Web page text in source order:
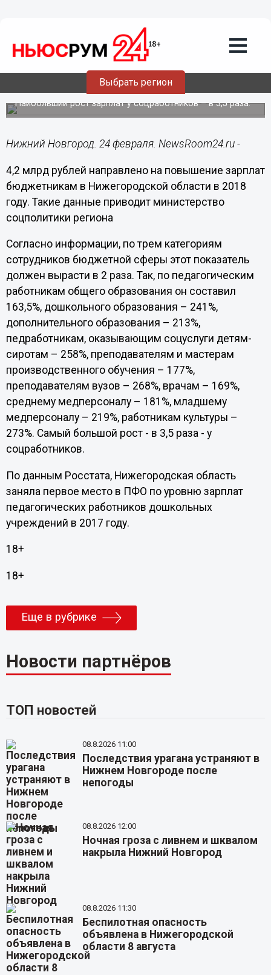
Выбрать регион
4,2 млрд рублей направлено на
повышение зарплат нижегородских
бюджетников
Наибольший рост зарплат у соцработников – в 3,5 раза.
Нижний Новгород. 24 февраля. NewsRoom24.ru -
4,2 млрд рублей направлено на повышение зарплат
бюджетникам в Нижегородской области в 2018
году. Такие данные приводит министерство
соцполитики региона
Согласно информации, по трем категориям
сотрудников бюджетной сферы этот показатель
должен вырасти в 2 раза. Так, по педагогическим
работникам общего образования он составил
163,5%, дошкольного образования – 241%,
дополнительного образования – 213%,
педработникам, оказывающим соцуслуги детям-
сиротам – 258%, преподавателям и мастерам
производственного обучения – 177%,
преподавателям вузов – 268%, врачам – 169%,
среднему медперсоналу – 181%, младшему
медперсоналу – 219%, работникам культуры –
273%. Самый большой рост - в 3,5 раза - у
соцработников.
По данным Росстата, Нижегородская область
заняла первое место в ПФО по уровню зарплат
педагогических работников дошкольных
учреждений в 2017 году.
18+
18+
Еще в рубрике
Новости партнёров
ТОП новостей
08.8.2026 11:00
Последствия урагана устраняют в
Нижнем Новгороде после
непогоды
08.8.2026 12:00
Ночная гроза с ливнем и шквалом
накрыла Нижний Новгород
08.8.2026 11:30
Беспилотная опасность
объявлена в Нижегородской
области 8 августа